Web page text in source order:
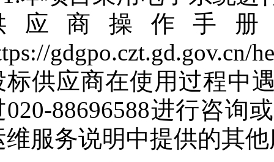
应商操作手
gdgpo.czt.gd.gov.cn/
标供应商在使用过程中
020-88696588进行咨询
维服务说明中提供的其